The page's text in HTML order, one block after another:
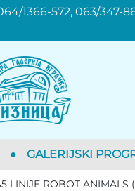
1366-572, 063/347-
● GALERIJSKI
LINIJE ROBOT ANIMALS